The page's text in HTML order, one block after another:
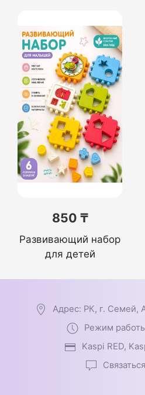
850 ₸
Развивающий набор
для детей
Адрес: РК, г. Семей,
Режим
Kaspi RED,